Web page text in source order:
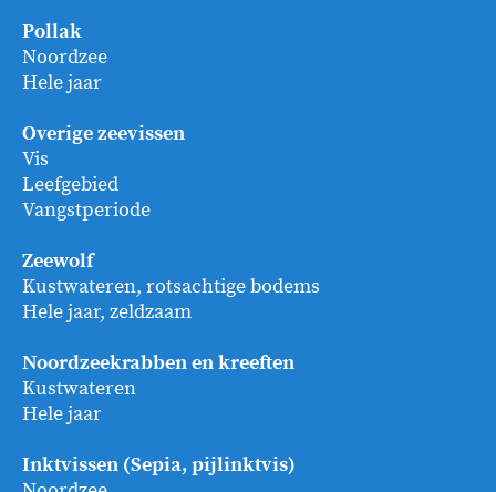
Pollak
Noordzee
Hele jaar
Overige zeevissen
Vis
Leefgebied
Vangstperiode
Zeewolf
Kustwateren, rotsachtige bodems
Hele jaar, zeldzaam
Noordzeekrabben en kreeften
Kustwateren
Hele jaar
Inktvissen (Sepia, pijlinktvis)